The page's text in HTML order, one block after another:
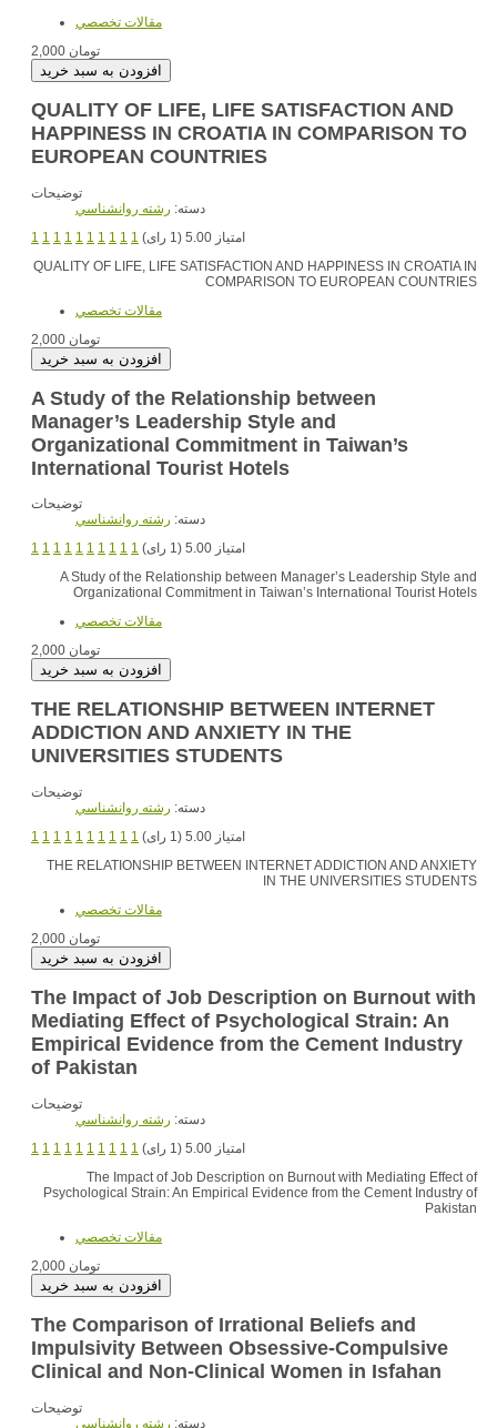
مقالات تخصصي
2,000 تومان
QUALITY OF LIFE, LIFE SATISFACTION AND
HAPPINESS IN CROATIA IN COMPARISON TO
EUROPEAN COUNTRIES
توضیحات
دسته: رشته روانشناسي
1 1 1 1 1 1 1 1 1 1
امتیاز 5.00 (1 رای)
QUALITY OF LIFE, LIFE SATISFACTION AND HAPPINESS IN CROATIA IN
COMPARISON TO EUROPEAN COUNTRIES
مقالات تخصصي
2,000 تومان
A Study of the Relationship between
Manager’s Leadership Style and
Organizational Commitment in Taiwan’s
International Tourist Hotels
توضیحات
دسته: رشته روانشناسي
1 1 1 1 1 1 1 1 1 1
امتیاز 5.00 (1 رای)
A Study of the Relationship between Manager’s Leadership Style and
Organizational Commitment in Taiwan’s International Tourist Hotels
مقالات تخصصي
2,000 تومان
THE RELATIONSHIP BETWEEN INTERNET
ADDICTION AND ANXIETY IN THE
UNIVERSITIES STUDENTS
توضیحات
دسته: رشته روانشناسي
1 1 1 1 1 1 1 1 1 1
امتیاز 5.00 (1 رای)
THE RELATIONSHIP BETWEEN INTERNET ADDICTION AND ANXIETY
IN THE UNIVERSITIES STUDENTS
مقالات تخصصي
2,000 تومان
The Impact of Job Description on Burnout with
Mediating Effect of Psychological Strain: An
Empirical Evidence from the Cement Industry
of Pakistan
توضیحات
دسته: رشته روانشناسي
1 1 1 1 1 1 1 1 1 1
امتیاز 5.00 (1 رای)
The Impact of Job Description on Burnout with Mediating Effect of
Psychological Strain: An Empirical Evidence from the Cement Industry of
Pakistan
مقالات تخصصي
2,000 تومان
The Comparison of Irrational Beliefs and
Impulsivity Between Obsessive-Compulsive
Clinical and Non-Clinical Women in Isfahan
توضیحات
دسته: رشته روانشناسي